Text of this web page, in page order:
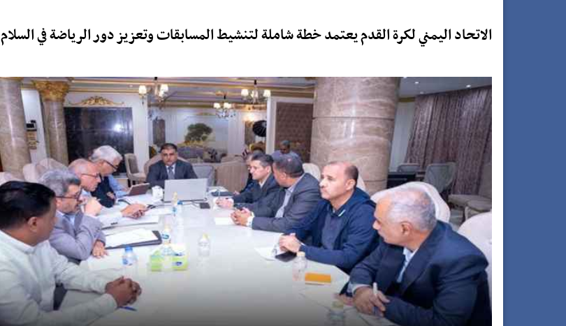
الاتحاد اليمني لكرة القدم يعتمد خطة شاملة لتنشيط المسابقات وتعزيز دور الرياضة في السلام